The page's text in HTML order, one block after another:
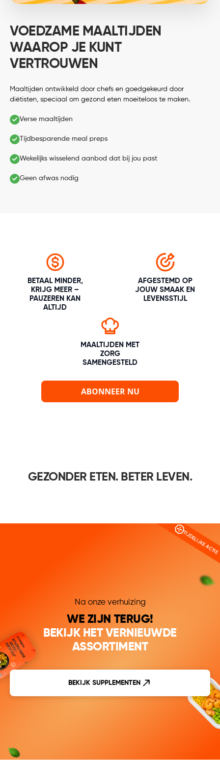
VOEDZAME MAALTIJDEN
WAAROP JE KUNT
VERTROUWEN
Maaltijden ontwikkeld door chefs en goedgekeurd door
diëtisten, speciaal om gezond eten moeiteloos te maken.
Verse maaltijden
Tijdbesparende meal preps
Wekelijks wisselend aanbod dat bij jou past
Geen afwas nodig
BETAAL MINDER,
KRIJG MEER –
PAUZEREN KAN
ALTIJD
AFGESTEMD OP
JOUW SMAAK EN
LEVENSSTIJL
MAALTIJDEN MET
ZORG
SAMENGESTELD
ABONNEER NU
GEZONDER ETEN. BETER LEVEN.
TIJDELIJKE ACTIE
Na onze verhuizing
WE ZIJN TERUG!
BEKIJK HET VERNIEUWDE
ASSORTIMENT
BEKIJK SUPPLEMENTEN